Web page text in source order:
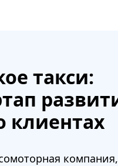
такси:
клиентах
компания,